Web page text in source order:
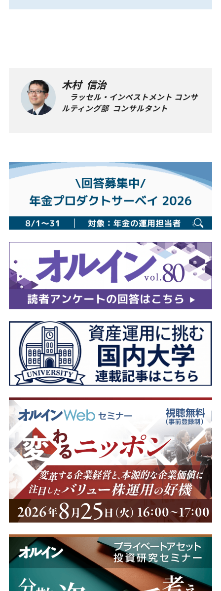
木村 信治
ラッセル・インベストメント コンサ
ルティング部 コンサルタント